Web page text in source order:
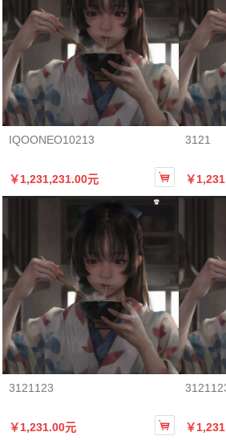
IQOONEO10213
￥1,231,231.00元 
3121
￥
3121123
￥1,231.00元  ￥